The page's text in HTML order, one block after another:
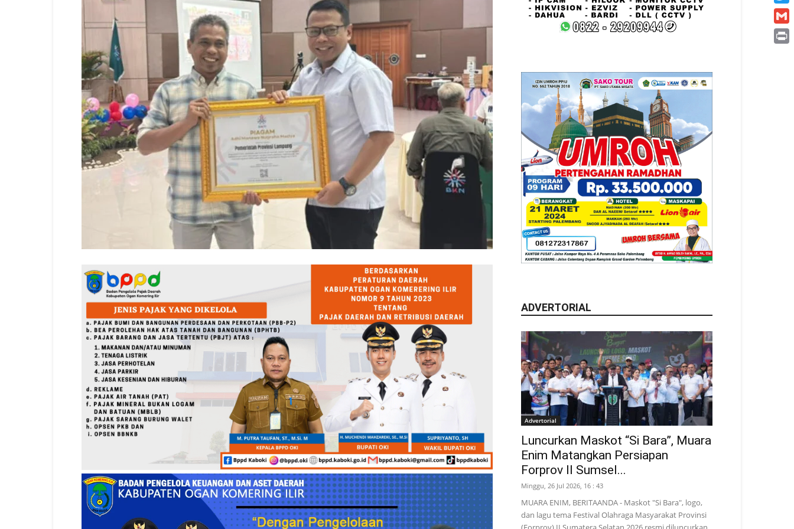
ADVERTORIAL
Advertorial
Luncurkan Maskot “Si Bara”, Muara
Enim Matangkan Persiapan
Forprov II Sumsel...
Minggu, 26 Jul 2026, 16 : 43
MUARA ENIM, BERITAANDA - Maskot "Si Bara", logo,
dan lagu tema Festival Olahraga Masyarakat Provinsi